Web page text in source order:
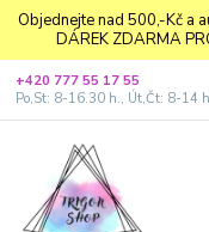
Objednejte nad 500,-Kč a
DÁREK ZDARMA
+420 777 55 17 55
Po,St: 8-16.30 h., Út,Čt: 8-14